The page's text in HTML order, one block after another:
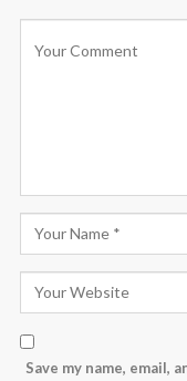
Save my name, email,